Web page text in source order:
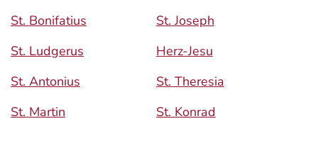
St. Bonifatius
St. Ludgerus
St. Antonius
St. Martin
St. Joseph
Herz-Jesu
St. Theresia
St. Konrad